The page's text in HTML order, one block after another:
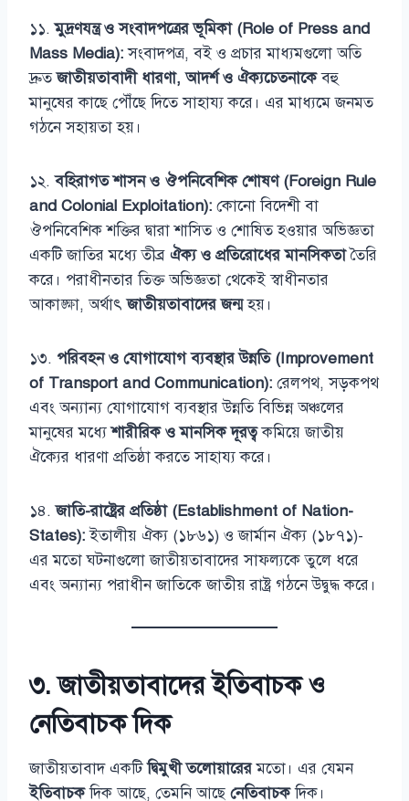
১১.মুদ্রণযন্ত্র ও সংবাদপত্রের ভূমিকা (Role of Press and
Mass Media):সংবাদপত্র, বই ও প্রচার মাধ্যমগুলো অতি
দ্রুতজাতীয়তাবাদী ধারণা, আদর্শ ও ঐক্যচেতনাকেবহু
মানুষের কাছে পৌঁছে দিতে সাহায্য করে। এর মাধ্যমে জনমত
গঠনে সহায়তা হয়।
১২.বহিরাগত শাসন ও ঔপনিবেশিক শোষণ (Foreign Rule
and Colonial Exploitation): কোনো বিদেশী বা
ঔপনিবেশিক শক্তির দ্বারা শাসিত ও শোষিত হওয়ার অভিজ্ঞতা
একটি জাতির মধ্যে তীব্র ঐক্য ও প্রতিরোধের মানসিকতাতৈরি
করে। পরাধীনতার তিক্ত অভিজ্ঞতা থেকেই স্বাধীনতার
আকাঙ্ক্ষা, অর্থাৎজাতীয়তাবাদের জন্মহয়।
১৩. পরিবহন ও যোগাযোগ ব্যবস্থার উন্নতি (Improvement
of Transport and Communication): রেলপথ, সড়কপথ
এবং অন্যান্য যোগাযোগ ব্যবস্থার উন্নতি বিভিন্ন অঞ্চলের
মানুষের মধ্যেশারীরিক ও মানসিক দূরত্বকমিয়ে জাতীয়
ঐক্যের ধারণা প্রতিষ্ঠা করতে সাহায্য করে।
১৪.জাতি-রাষ্ট্রের প্রতিষ্ঠা (Establishment of Nation-
States):ইতালীয় ঐক্য (১৮৬১) ও জার্মান ঐক্য (১৮৭১)-
এর মতো ঘটনাগুলো জাতীয়তাবাদের সাফল্যকে তুলে ধরে
এবং অন্যান্য পরাধীন জাতিকে জাতীয় রাষ্ট্র গঠনে উদ্বুদ্ধ করে।
৩. জাতীয়তাবাদের ইতিবাচক ও
নেতিবাচক দিক
জাতীয়তাবাদ একটিদ্বিমুখী তলোয়ারেরমতো। এর যেমন
ইতিবাচকদিক আছে, তেমনি আছে নেতিবাচকদিক।